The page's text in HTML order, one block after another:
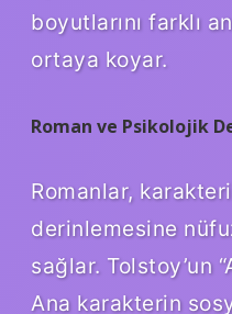
boyutlarını farklı
ortaya koyar.
Roman ve Psikolojik
Romanlar,
derinlemesine
sağlar. Tolstoy’un
Ana karakterin